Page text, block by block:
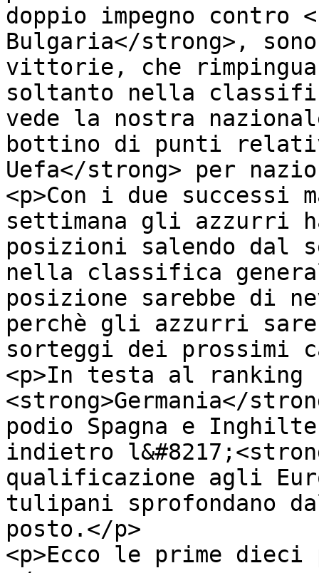
doppio impegno contro
Bulgaria</strong>,
vittorie, che
soltanto nella
vede la nostra
bottino di punti
Uefa</strong> per
<p>Con i due successi
settimana gli azzurri
posizioni salendo dal
nella classifica
posizione sarebbe di
perchè gli azzurri
sorteggi dei prossimi
<p>In testa al ranking
<strong>Germania</
podio Spagna e
indietro
qualificazione agli
tulipani sprofondano
posto.</p>
<p>Ecco le prime dieci